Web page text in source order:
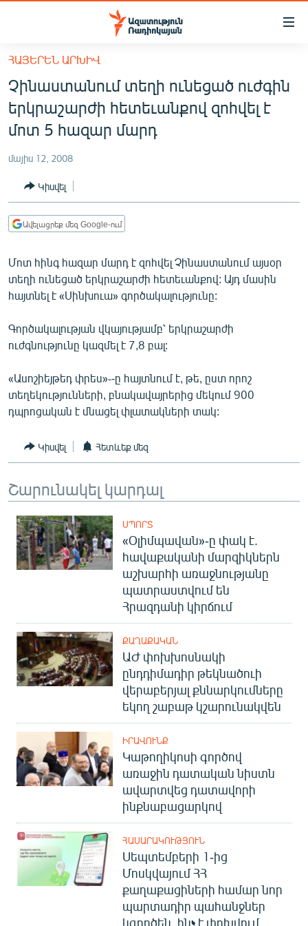
Մատչելիության
հիմնական
բովանդակությանը
Անցնել
հիմնական
մենյուին
ՀԱՅԱՍՏԱՆ
ՔԱՂԱՔԱԿԱՆ
ՀԱՍԱՐԱԿՈՒԹՅՈՒՆ
ՏՆՏԵՍՈՒԹՅՈՒՆ
ՊԱՏԵՐԱԶՄԻ 6 ՇԱԲԱԹՆԵՐԸ
ՏԱՐԱԾԱՇՐՋԱՆ
ՄՇԱԿՈՒՅԹ
ՄԵԿՆԱԲԱՆՈՒԹՅՈՒՆ
ՏՏ ԵՒ ԻՆՏԵՐՆԵՏ
ԿՈՐՈՆԱՎԻՐՈՒՍ
ՏԵՍԱՆՅՈՒԹԵՐ
ԲԱՆԱՎԵՃ
ՁԳՏԵԼՈՎ ԼԱՎԱԳՈՒՅՆԻՆ
ՓՈԴՔԱՍԹ
English
Русский
«Ազատության» բոլոր կայքերը
ՀԱՅԵՐԵՆ ԱՐԽԻՎ
Չինաստանում տեղի ունեցած ուժգին
երկրաշարժի հետեւանքով զոհվել է
մոտ 5 հազար մարդ
մայիս 12, 2008
Կիսվել
Ավելացրեք մեզ Google-ում
Մոտ հինգ հազար մարդ է զոհվել Չինաստանում այսօր
տեղի ունեցած երկրաշարժի հետեւանքով: Այդ մասին
հայտնել է «Սինխուա» գործակալությունը:
Գործակալության վկայությամբ՝ երկրաշարժի
ուժգնությունը կազմել է 7,8 բալ:
«Ասոշիեյթեդ փրես»֊-ը հայտնում է, թե, ըստ որոշ
տեղեկությունների, բնակավայրերից մեկում 900
դպրոցական է մնացել փլատակների տակ:
Կիսվել Հետևեք մեզ
Շարունակել կարդալ
ՍՊՈՐՏ
«Օլիմպավան»-ը փակ է.
հավաքականի մարզիկներն
աշխարհի առաջնությանը
պատրաստվում են
Հրազդանի կիրճում
ՔԱՂԱՔԱԿԱՆ
ԱԺ փոխխոսնակի
ընդդիմադիր թեկնածուի
վերաբերյալ քննարկումները
եկող շաբաթ կշարունակվեն
ԻՐԱՎՈՒՆՔ
Կաթողիկոսի գործով
առաջին դատական նիստն
ավարտվեց դատավորի
ինքնաբացարկով
ՀԱՍԱՐԱԿՈՒԹՅՈՒՆ
Սեպտեմբերի 1-ից
Մոսկվայում ՀՀ
քաղաքացիների համար նոր
պարտադիր պահանջներ
կգործեն. ինչ է փոխվում